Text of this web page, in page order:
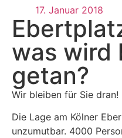
17. Januar 2018
was wird
getan?
Wir bleiben für Sie dran!
Die Lage am Kölner
unzumutbar. 4000